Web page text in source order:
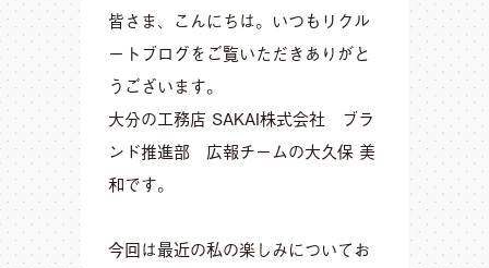
皆さま、こんにちは。いつもリクル
ートブログをご覧いただきありがと
うございます。
大分の工務店 SAKAI株式会社 ブラ
ンド推進部 広報チームの大久保 美
和です。
今回は最近の私の楽しみについてお